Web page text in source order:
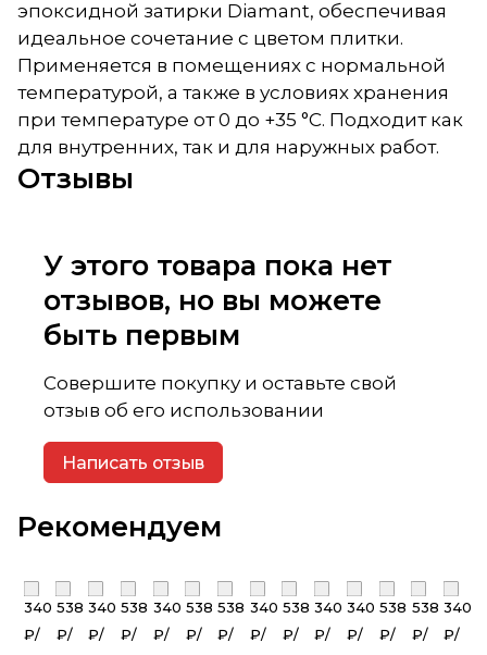
эпоксидной затирки Diamant, обеспечивая
идеальное сочетание с цветом плитки.
Применяется в помещениях с нормальной
температурой, а также в условиях хранения
при температуре от 0 до +35 °С. Подходит как
для внутренних, так и для наружных работ.
Отзывы
У этого товара пока нет
отзывов, но вы можете
быть первым
Совершите покупку и оставьте свой
отзыв об его использовании
Написать отзыв
Рекомендуем
340
₽/
538
₽/
340
₽/
538
₽/
340
₽/
538
₽/
538
₽/
340
₽/
538
₽/
340
₽/
340
₽/
538
₽/
538
₽/
340
₽/